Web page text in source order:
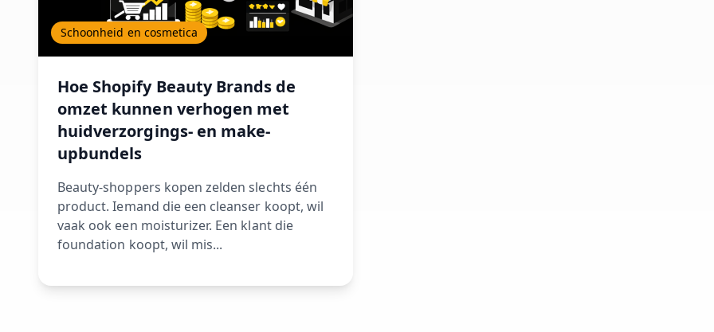
Schoonheid en cosmetica
Hoe Shopify Beauty Brands de
omzet kunnen verhogen met
huidverzorgings- en make-
upbundels
Beauty-shoppers kopen zelden slechts één
product. Iemand die een cleanser koopt, wil
vaak ook een moisturizer. Een klant die
foundation koopt, wil mis...